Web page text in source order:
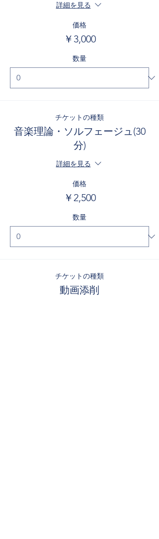
詳細を見る
価格
￥3,000
数量
チケットの種類
音楽理論・ソルフェージュ(30
分)
詳細を見る
価格
￥2,500
数量
チケットの種類
動画添削